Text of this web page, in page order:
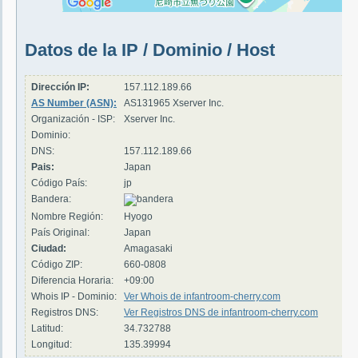
Datos de la IP / Dominio / Host
Dirección IP:
157.112.189.66
AS Number (ASN):
AS131965 Xserver Inc.
Organización - ISP:
Xserver Inc.
Dominio:
DNS:
157.112.189.66
Pais:
Japan
Código País:
jp
Bandera:
Nombre Región:
Hyogo
País Original:
Japan
Ciudad:
Amagasaki
Código ZIP:
660-0808
Diferencia Horaria:
+09:00
Whois IP - Dominio:
Ver Whois de infantroom-cherry.com
Registros DNS:
Ver Registros DNS de infantroom-cherry.com
Latitud:
34.732788
Longitud:
135.39994